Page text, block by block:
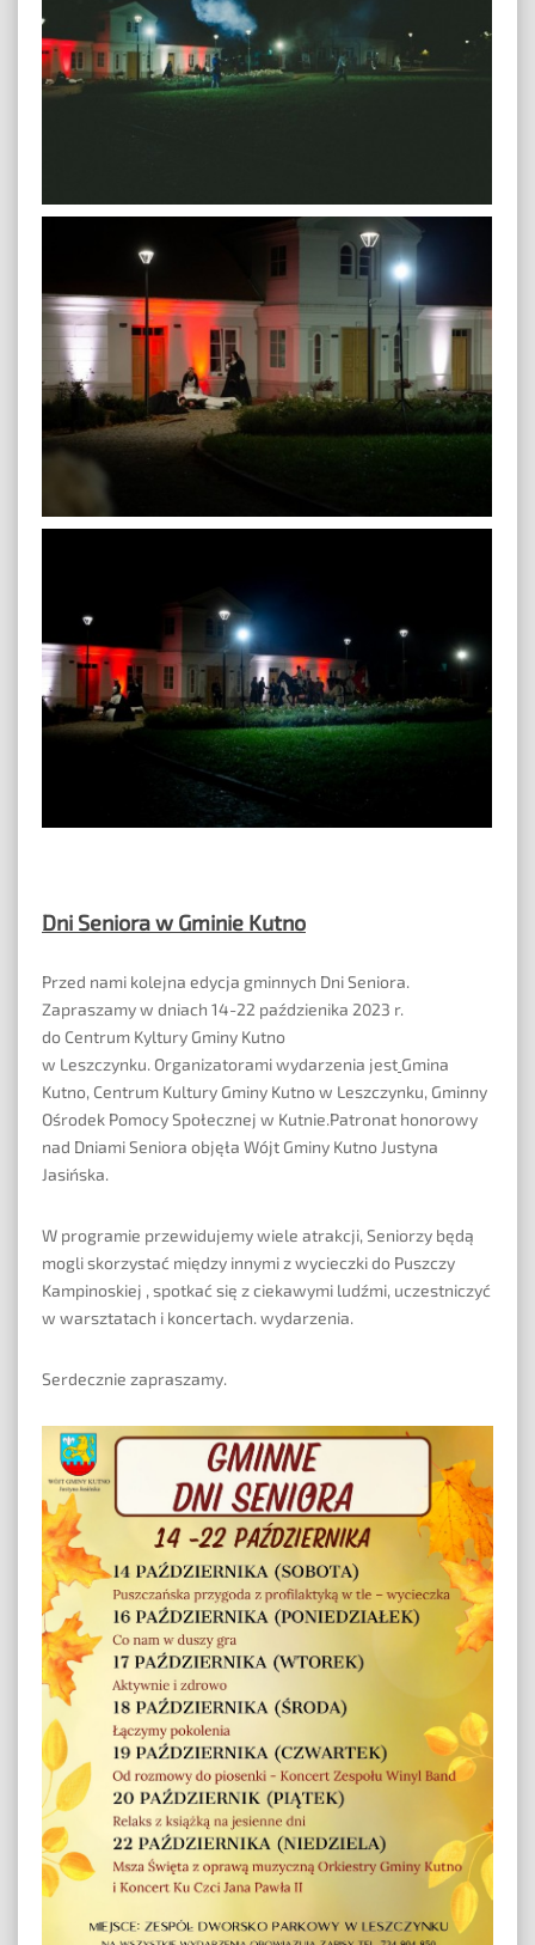
Dni Seniora w Gminie Kutno
Przed nami kolejna edycja gminnych Dni Seniora.
Zapraszamy w dniach 14-22 paździenika 2023 r.
do Centrum Kyltury Gminy Kutno
w Leszczynku. Organizatorami wydarzenia jest Gmina
Kutno, Centrum Kultury Gminy Kutno w Leszczynku, Gminny
Ośrodek Pomocy Społecznej w Kutnie.Patronat honorowy
nad Dniami Seniora objęła Wójt Gminy Kutno Justyna
Jasińska.
W programie przewidujemy wiele atrakcji, Seniorzy będą
mogli skorzystać między innymi z wycieczki do Puszczy
Kampinoskiej , spotkać się z ciekawymi ludźmi, uczestniczyć
w warsztatach i koncertach. wydarzenia.
Serdecznie zapraszamy.